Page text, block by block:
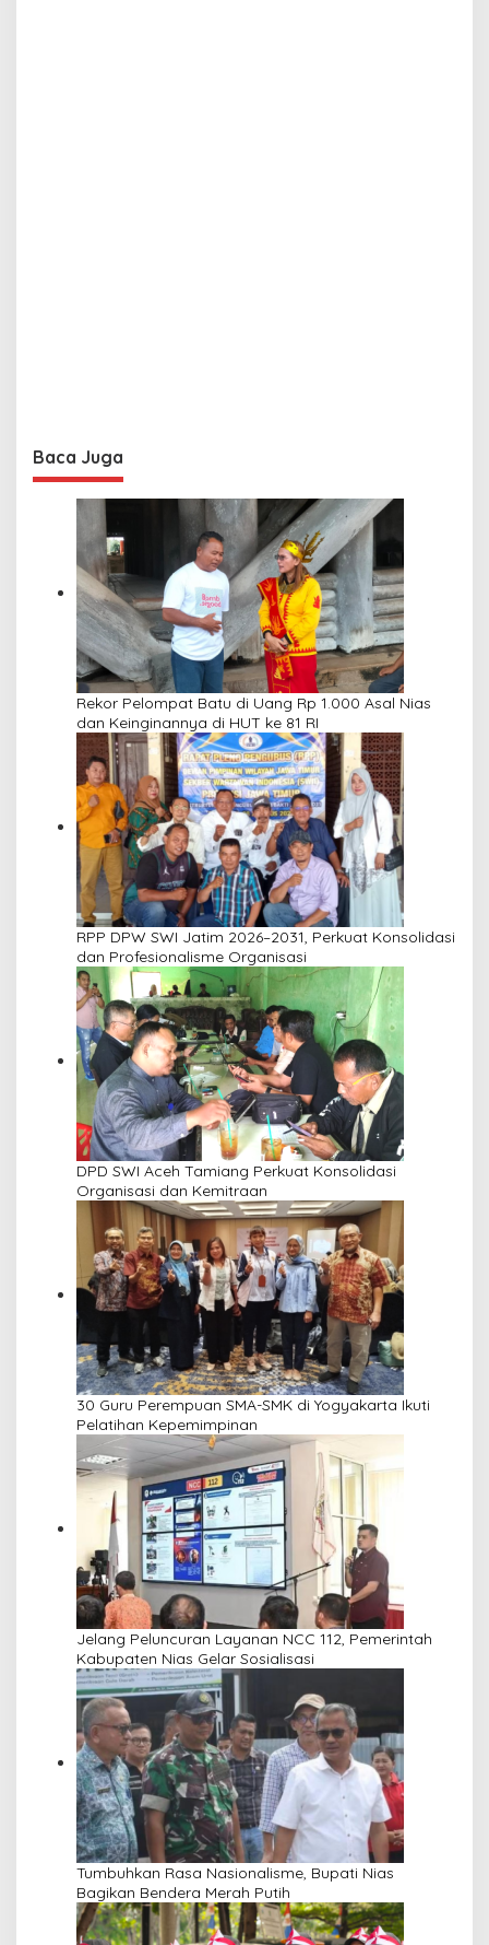
Baca Juga
Rekor Pelompat Batu di Uang Rp 1.000 Asal Nias
dan Keinginannya di HUT ke 81 RI
RPP DPW SWI Jatim 2026–2031, Perkuat Konsolidasi
dan Profesionalisme Organisasi
DPD SWI Aceh Tamiang Perkuat Konsolidasi
Organisasi dan Kemitraan
30 Guru Perempuan SMA-SMK di Yogyakarta Ikuti
Pelatihan Kepemimpinan
Jelang Peluncuran Layanan NCC 112, Pemerintah
Kabupaten Nias Gelar Sosialisasi
Tumbuhkan Rasa Nasionalisme, Bupati Nias
Bagikan Bendera Merah Putih